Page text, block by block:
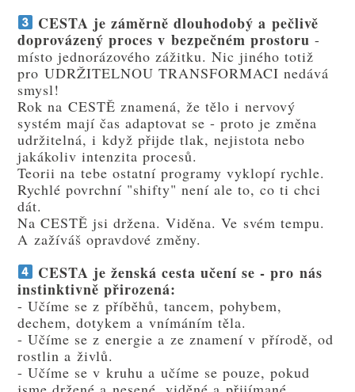
CESTA je záměrně dlouhodobý a pečlivě
doprovázený proces v bezpečném prostoru -
místo jednorázového zážitku. Nic jiného totiž
pro UDRŽITELNOU TRANSFORMACI nedává
smysl!
Rok na CESTĚ znamená, že tělo i nervový
systém mají čas adaptovat se - proto je změna
udržitelná, i když přijde tlak, nejistota nebo
jakákoliv intenzita procesů.
Teorii na tebe ostatní programy vyklopí rychle.
Rychlé povrchní "shifty" není ale to, co ti chci
dát.
Na CESTĚ jsi držena. Viděna. Ve svém tempu.
A zažíváš opravdové změny.
CESTA je ženská cesta učení se - pro nás
instinktivně přirozená:
- Učíme se z příběhů, tancem, pohybem,
dechem, dotykem a vnímáním těla.
- Učíme se z energie a ze znamení v přírodě, od
rostlin a živlů.
- Učíme se v kruhu a učíme se pouze, pokud